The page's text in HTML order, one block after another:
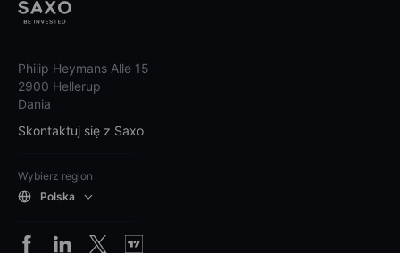
Philip Heymans Alle 15
2900 Hellerup
Dania
Skontaktuj się z Saxo
Wybierz region
Polska